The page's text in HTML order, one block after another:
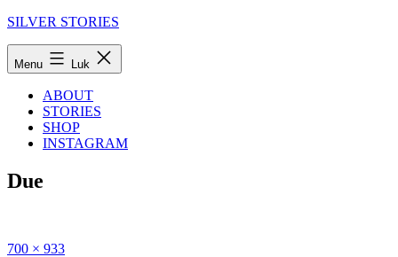
Fortsæt
SILVER STORIES
Menu Luk
ABOUT
STORIES
SHOP
INSTAGRAM
Due
Udgivet
Fuld
700 × 933